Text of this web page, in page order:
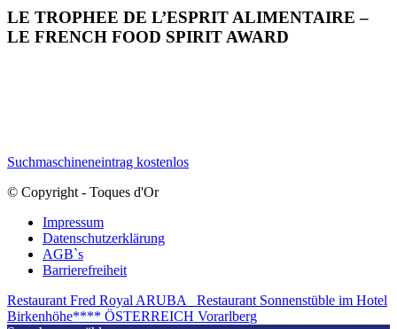
LE TROPHEE DE L’ESPRIT ALIMENTAIRE –
LE FRENCH FOOD SPIRIT AWARD
Suchmaschineneintrag kostenlos
© Copyright - Toques d'Or
Impressum
Datenschutzerklärung
AGB`s
Barrierefreiheit
Restaurant Fred Royal ARUBA
Restaurant Sonnenstüble im Hotel
Birkenhöhe**** ÖSTERREICH Vorarlberg